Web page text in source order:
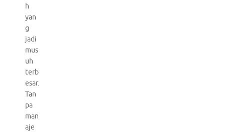
h
yan
g
jadi
mus
uh
terb
esar.
Tan
pa
man
aje